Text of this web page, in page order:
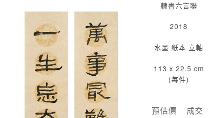
隸書六言聯
2018
水墨 紙本 立軸
113 x 22.5 cm
(每件)
預估價
成交